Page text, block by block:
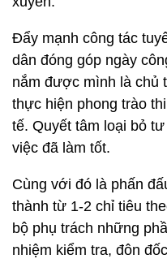
Đẩy mạnh công tác
dân đóng góp ngày
nắm được mình là chủ
thực hiện phong trào
tế. Quyết tâm loại bỏ
việc đã làm tốt.
Cùng với đó là phấn
thành từ 1-2 chỉ tiêu
bộ phụ trách những
nhiệm kiểm tra, đôn